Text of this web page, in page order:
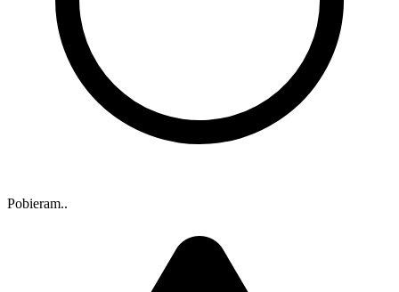
Pobieram..